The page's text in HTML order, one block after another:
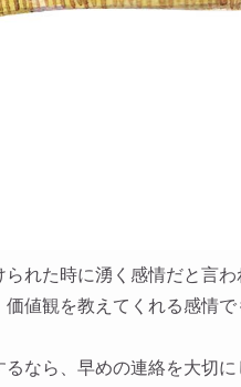
れた時に湧く感情だと言わ
値観を教えてくれる感情で
なら、早めの連絡を大切に